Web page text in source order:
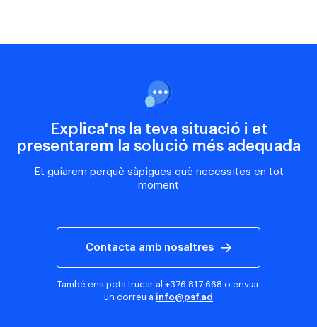
Explica'ns la teva situació i et
presentarem la solució més adequada
Et guiarem perquè sàpigues què necessites en tot
moment
Contacta amb nosaltres
També ens pots trucar al +376 817 668 o enviar
un correu a info@psf.ad